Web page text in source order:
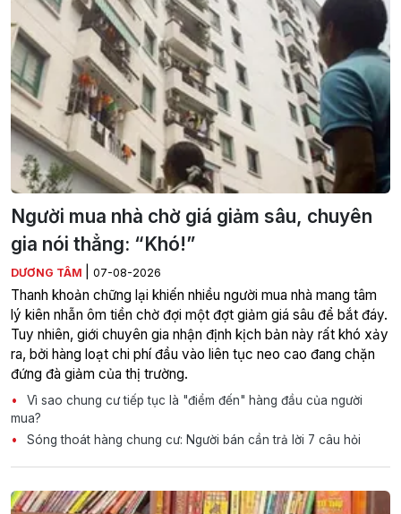
Người mua nhà chờ giá giảm sâu, chuyên
gia nói thẳng: “Khó!”
DƯƠNG TÂM 07-08-2026
Thanh khoản chững lại khiến nhiều người mua nhà mang tâm
lý kiên nhẫn ôm tiền chờ đợi một đợt giảm giá sâu để bắt đáy.
Tuy nhiên, giới chuyên gia nhận định kịch bản này rất khó xảy
ra, bởi hàng loạt chi phí đầu vào liên tục neo cao đang chặn
đứng đà giảm của thị trường.
Vì sao chung cư tiếp tục là "điểm đến" hàng đầu của người
mua?
Sóng thoát hàng chung cư: Người bán cần trả lời 7 câu hỏi